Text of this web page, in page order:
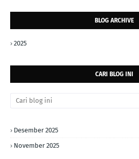
BLOG ARCHIVE
2025
CARI BLOG INI
Desember 2025
November 2025